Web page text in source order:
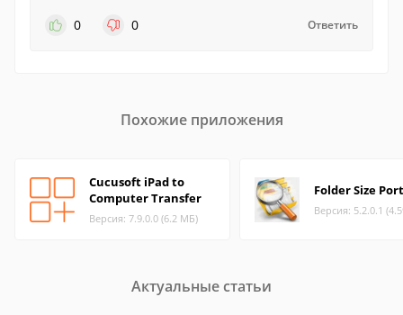
0
0 Ответить
Похожие приложения
Cucusoft iPad to
Computer Transfer
Версия: 7.9.0.0 (6.2 МБ)
Folder Size
Версия: 5.2.0.1
Актуальные статьи